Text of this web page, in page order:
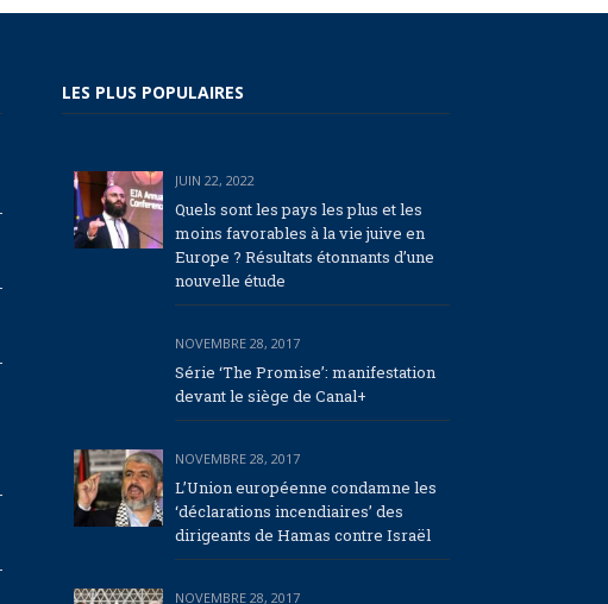
LES PLUS POPULAIRES
JUIN 22, 2022
Quels sont les pays les plus et les
moins favorables à la vie juive en
Europe ? Résultats étonnants d’une
nouvelle étude
NOVEMBRE 28, 2017
Série ‘The Promise’: manifestation
devant le siège de Canal+
NOVEMBRE 28, 2017
L’Union européenne condamne les
‘déclarations incendiaires’ des
dirigeants de Hamas contre Israël
NOVEMBRE 28, 2017